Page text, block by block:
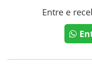
Entre e